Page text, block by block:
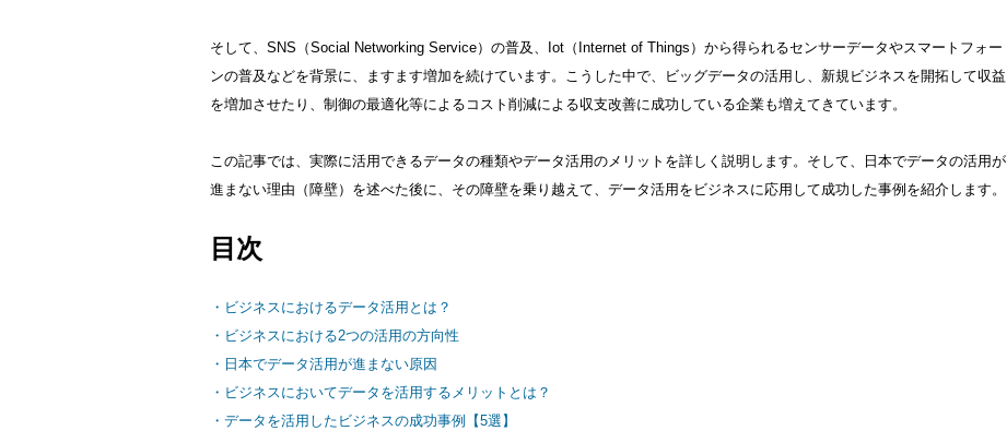
そして、SNS（Social Networking Service）の普及、Iot（Internet of Things）から得られるセンサーデータやスマートフォー
ンの普及などを背景に、ますます増加を続けています。こうした中で、ビッグデータの活用し、新規ビジネスを開拓して収益
を増加させたり、制御の最適化等によるコスト削減による収支改善に成功している企業も増えてきています。
この記事では、実際に活用できるデータの種類やデータ活用のメリットを詳しく説明します。そして、日本でデータの活用が
進まない理由（障壁）を述べた後に、その障壁を乗り越えて、データ活用をビジネスに応用して成功した事例を紹介します。
目次
・ビジネスにおけるデータ活用とは？
・ビジネスにおける2つの活用の方向性
・日本でデータ活用が進まない原因
・ビジネスにおいてデータを活用するメリットとは？
・データを活用したビジネスの成功事例【5選】